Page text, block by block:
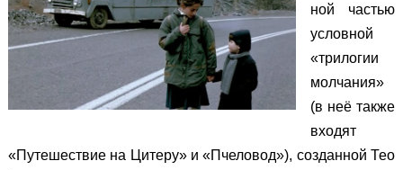
ной частью
условной
«трилогии
молчания»
(в неё также
входят
«Путешествие на Цитеру» и «Пчеловод»), созданной Тео